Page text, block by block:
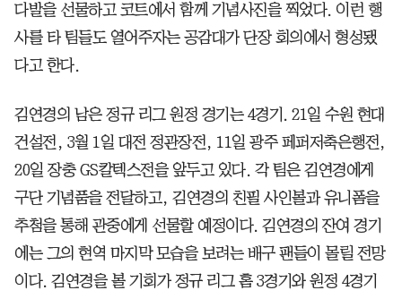
다발을 선물하고 코트에서 함께 기념사진을 찍었다. 이런 행
사를 타 팀들도 열어주자는 공감대가 단장 회의에서 형성됐
다고 한다.
김연경의 남은 정규 리그 원정 경기는 4경기. 21일 수원 현대
건설전, 3월 1일 대전 정관장전, 11일 광주 페퍼저축은행전,
20일 장충 GS칼텍스전을 앞두고 있다. 각 팀은 김연경에게
구단 기념품을 전달하고, 김연경의 친필 사인볼과 유니폼을
추첨을 통해 관중에게 선물할 예정이다. 김연경의 잔여 경기
에는 그의 현역 마지막 모습을 보려는 배구 팬들이 몰릴 전망
이다. 김연경을 볼 기회가 정규 리그 홈 3경기와 원정 4경기